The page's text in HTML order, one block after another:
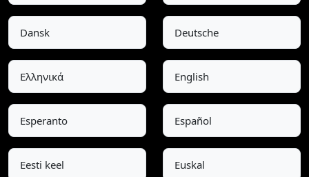
Dansk Deutsche
Ελληνικά English
Esperanto Español
Eesti keel Euskal